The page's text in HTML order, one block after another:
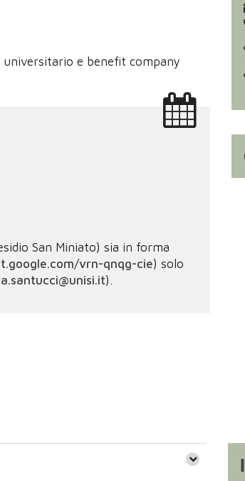
universitario e benefit company
San Miniato) sia in forma
vrn-qnqg-cie) solo
).